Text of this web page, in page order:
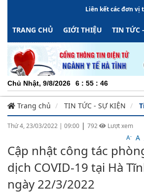
Liên kết các đơn vị
TRANG CHỦ GIỚI THIỆU TIN TỨC
Chủ Nhật, 9/8/2026 6 : 55 : 47
Trang chủ TIN TỨC - SỰ KIỆN
Thứ 4, 23/03/2022 | 09:00 | 792
Lượt xem
A- A
Cập nhật công tác
dịch COVID-19 tại Hà
ngày 22/3/2022